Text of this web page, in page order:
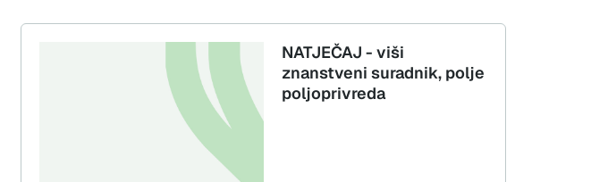
NATJEČAJ - viši
znanstveni suradnik, polje
poljoprivreda